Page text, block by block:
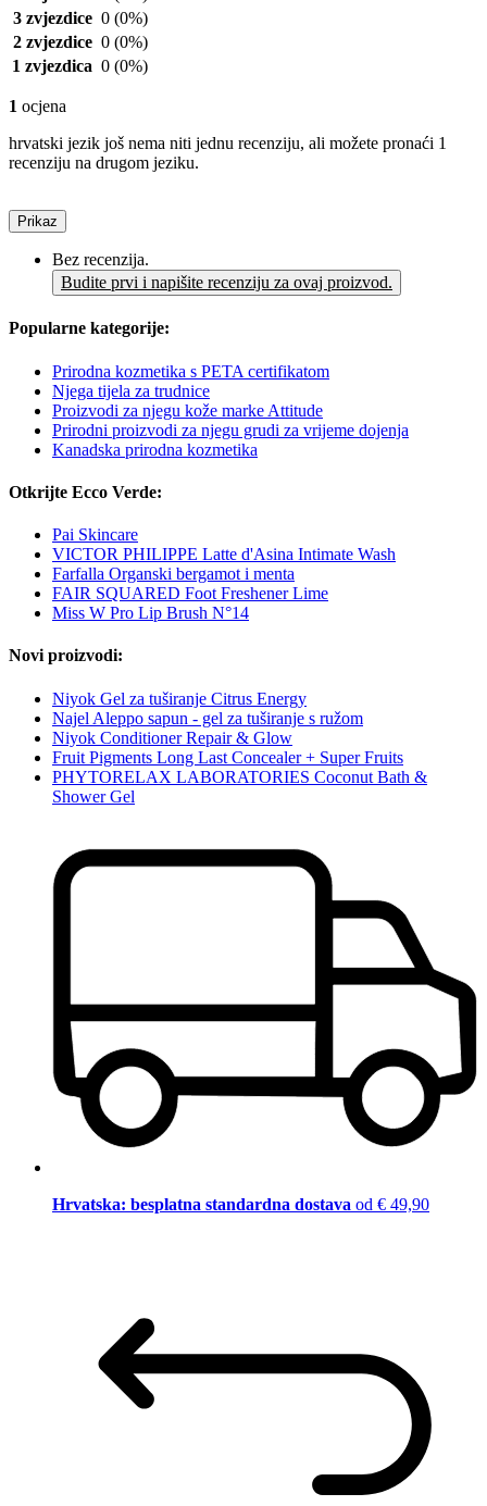
3 zvjezdice 0 (0%)
2 zvjezdice 0 (0%)
1 zvjezdica 0 (0%)
1 ocjena
hrvatski jezik još nema niti jednu recenziju, ali možete pronaći 1
recenziju na drugom jeziku.
Prikaz
Bez recenzija.
Budite prvi i napišite recenziju za ovaj proizvod.
Popularne kategorije:
Prirodna kozmetika s PETA certifikatom
Njega tijela za trudnice
Proizvodi za njegu kože marke Attitude
Prirodni proizvodi za njegu grudi za vrijeme dojenja
Kanadska prirodna kozmetika
Otkrijte Ecco Verde:
Pai Skincare
VICTOR PHILIPPE Latte d'Asina Intimate Wash
Farfalla Organski bergamot i menta
FAIR SQUARED Foot Freshener Lime
Miss W Pro Lip Brush N°14
Novi proizvodi:
Niyok Gel za tuširanje Citrus Energy
Najel Aleppo sapun - gel za tuširanje s ružom
Niyok Conditioner Repair & Glow
Fruit Pigments Long Last Concealer + Super Fruits
PHYTORELAX LABORATORIES Coconut Bath &
Shower Gel
Hrvatska: besplatna standardna dostava od € 49,90